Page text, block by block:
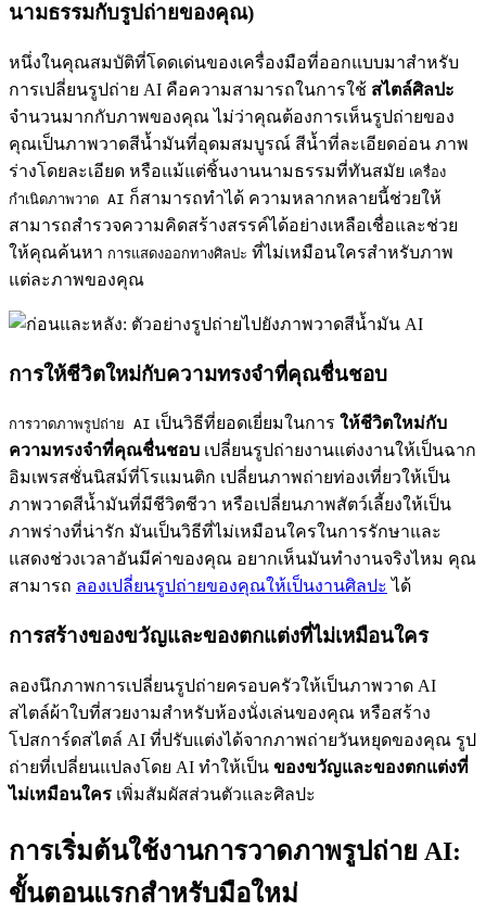
นามธรรมกับรูปถ่ายของคุณ)
หนึ่งในคุณสมบัติที่โดดเด่นของเครื่องมือที่ออกแบบมาสำหรับ
การเปลี่ยนรูปถ่าย AI คือความสามารถในการใช้ สไตล์ศิลปะ
จำนวนมากกับภาพของคุณ ไม่ว่าคุณต้องการเห็นรูปถ่ายของ
คุณเป็นภาพวาดสีน้ำมันที่อุดมสมบูรณ์ สีน้ำที่ละเอียดอ่อน ภาพ
ร่างโดยละเอียด หรือแม้แต่ชิ้นงานนามธรรมที่ทันสมัย เครื่อง
กำเนิดภาพวาด AI ก็สามารถทำได้ ความหลากหลายนี้ช่วยให้
สามารถสำรวจความคิดสร้างสรรค์ได้อย่างเหลือเชื่อและช่วย
ให้คุณค้นหา การแสดงออกทางศิลปะ ที่ไม่เหมือนใครสำหรับภาพ
แต่ละภาพของคุณ
การให้ชีวิตใหม่กับความทรงจำที่คุณชื่นชอบ
การวาดภาพรูปถ่าย AI เป็นวิธีที่ยอดเยี่ยมในการ ให้ชีวิตใหม่กับ
ความทรงจำที่คุณชื่นชอบ เปลี่ยนรูปถ่ายงานแต่งงานให้เป็นฉาก
อิมเพรสชั่นนิสม์ที่โรแมนติก เปลี่ยนภาพถ่ายท่องเที่ยวให้เป็น
ภาพวาดสีน้ำมันที่มีชีวิตชีวา หรือเปลี่ยนภาพสัตว์เลี้ยงให้เป็น
ภาพร่างที่น่ารัก มันเป็นวิธีที่ไม่เหมือนใครในการรักษาและ
แสดงช่วงเวลาอันมีค่าของคุณ อยากเห็นมันทำงานจริงไหม คุณ
สามารถ ลองเปลี่ยนรูปถ่ายของคุณให้เป็นงานศิลปะ ได้
การสร้างของขวัญและของตกแต่งที่ไม่เหมือนใคร
ลองนึกภาพการเปลี่ยนรูปถ่ายครอบครัวให้เป็นภาพวาด AI
สไตล์ผ้าใบที่สวยงามสำหรับห้องนั่งเล่นของคุณ หรือสร้าง
โปสการ์ดสไตล์ AI ที่ปรับแต่งได้จากภาพถ่ายวันหยุดของคุณ รูป
ถ่ายที่เปลี่ยนแปลงโดย AI ทำให้เป็น ของขวัญและของตกแต่งที่
ไม่เหมือนใคร เพิ่มสัมผัสส่วนตัวและศิลปะ
การเริ่มต้นใช้งานการวาดภาพรูปถ่าย AI:
ขั้นตอนแรกสำหรับมือใหม่